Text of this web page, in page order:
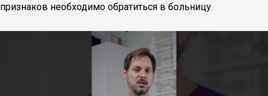
признаков необходимо обратиться в больницу.